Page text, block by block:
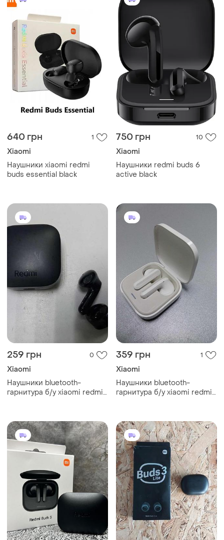
640 грн 1
Xiaomi
Наушники xiaomi redmi
buds essential black
750 грн 10
Xiaomi
Наушники redmi buds 6
active black
259 грн 0
Xiaomi
Наушники bluetooth-
гарнитура б/у xiaomi redmi
359 грн 1
Xiaomi
Наушники bluetooth-
гарнитура б/у xiaomi redmi